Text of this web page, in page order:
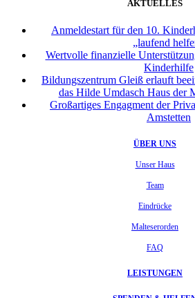
AKTUELLES
Anmeldestart für den 10.
„laufend
Wertvolle finanzielle
Kinderhilfe
Bildungszentrum Gleiß erlauft
das Hilde Umdasch Haus der
Großartiges Engagment der
Amstetten
ÜBER UNS
Unser Haus
Team
Eindrücke
Malteserorden
FAQ
LEISTUNGEN